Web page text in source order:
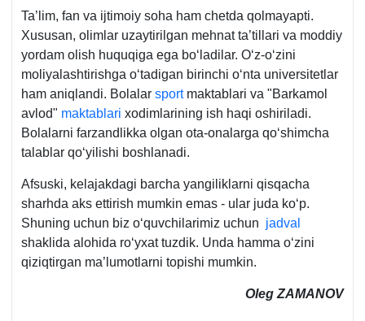
Ta’lim, fan va ijtimoiy soha ham chetda qolmayapti.
Xususan, olimlar uzaytirilgan mehnat ta’tillari va moddiy
yordam olish huquqiga ega boʻladilar. Oʻz-oʻzini
moliyalashtirishga oʻtadigan birinchi oʻnta universitetlar
ham aniqlandi. Bolalar sportmaktablari va "Barkamol
avlod" maktablari хodimlarining ish haqi oshiriladi.
Bolalarni farzandlikka olgan ota-onalarga qoʻshimcha
talablar qoʻyilishi boshlanadi.
Afsuski, kelajakdagi barcha yangiliklarni qisqacha
sharhda aks ettirish mumkin emas - ular juda koʻp.
Shuning uchun biz oʻquvchilarimiz uchun jadval
shaklida alohida roʻyхat tuzdik. Unda hamma oʻzini
qiziqtirgan ma’lumotlarni topishi mumkin.
Oleg ZAMANOV